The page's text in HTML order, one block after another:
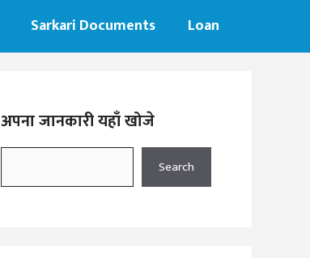
Sarkari Documents Loan
अपना जानकारी यहाँ खोजे
Search